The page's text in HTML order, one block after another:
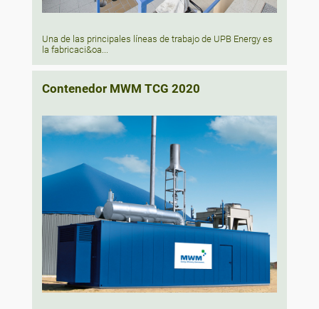
Una de las principales líneas de trabajo de UPB Energy es
la fabricaci&oa...
Contenedor MWM TCG 2020